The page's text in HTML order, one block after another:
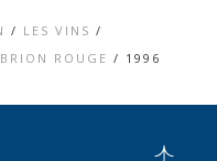
/ LES VINS /
ROUGE / 1996